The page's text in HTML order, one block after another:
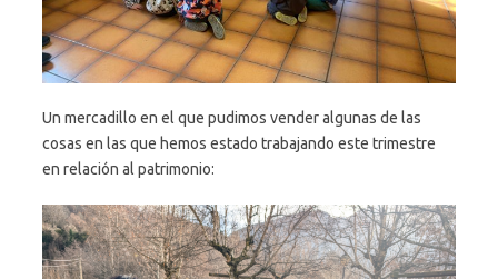
Un mercadillo en el que pudimos vender algunas de las
cosas en las que hemos estado trabajando este trimestre
en relación al patrimonio: